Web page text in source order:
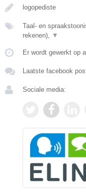
logopediste
Taal- en
rekenen), ▼
Er wordt gewerkt op
Laatste facebook
Sociale media: